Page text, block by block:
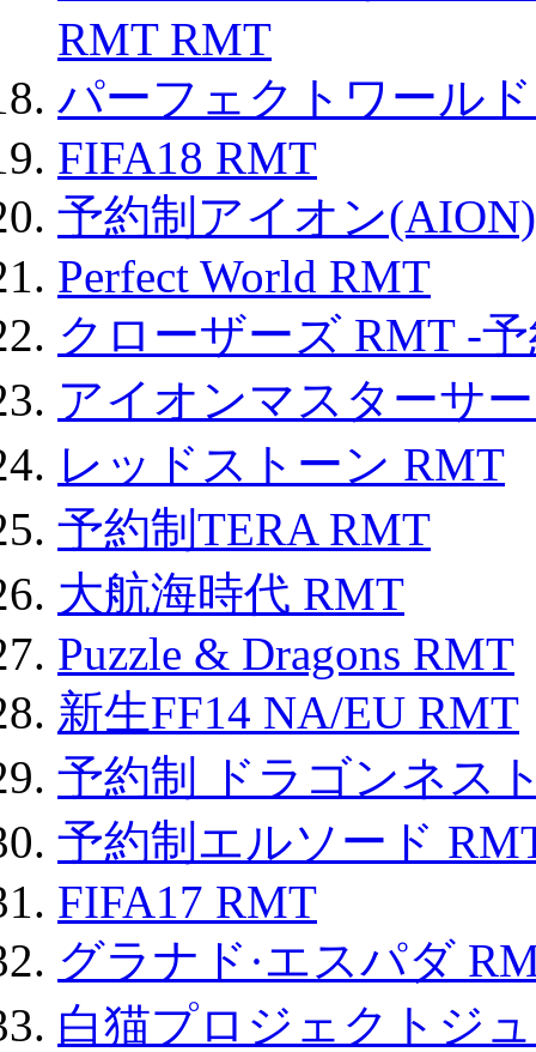
RMT RMT
パーフェクトワール
FIFA18 RMT
予約制アイオン
Perfect World RMT
クローザーズ RMT -
アイオンマスターサ
レッドストーン RMT
予約制TERA RMT
大航海時代 RMT
Puzzle & Dragons RMT
新生FF14 NA/EU RMT
予約制 ドラゴンネス
予約制エルソード
FIFA17 RMT
グラナド·エスパダ
白猫プロジェクトジ